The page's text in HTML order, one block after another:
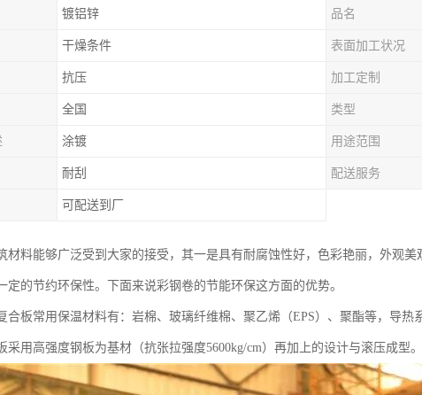
镀铝锌 品名
干燥条件 表面加工状况
抗压 加工定制
全国 类型
涂镀 用途范围
耐刮 配送服务
可配送到厂
材料能够广泛受到大家的接受，其一是具有耐腐蚀性好，色彩艳丽，外观
定的节约环保性。下面来说彩钢卷的节能环保这方面的优势。
合板常用保温材料有：岩棉、玻璃纤维棉、聚乙烯（EPS）、聚酯等，导
采用高强度钢板为基材（抗张拉强度5600kg/cm）再加上的设计与滚压成型